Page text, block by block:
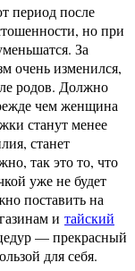
период после
но при
За
очень изменился,
родов. Должно
чем женщина
станут менее
станет
так это то, что
уже не будет
поставить на
и тайский
— прекрасный
для себя.